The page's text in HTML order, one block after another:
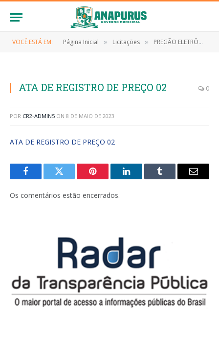
VOCÊ ESTÁ EM: Página Inicial » Licitações » PREGÃO ELETRÔNICO Nº 037/2022 (EVENTUAL CONTRATAÇÃO DE EMPRESA PARA AQUISIÇÃO DE MATERIAL DE EXPEDIENTE)
ATA DE REGISTRO DE PREÇO 02 0
POR CR2-ADMIN5 ON 8 DE MAIO DE 2023
ATA DE REGISTRO DE PREÇO 02
FacebookTwitter Pinterest LinkedInTumblr
E-
Os comentários estão encerrados.